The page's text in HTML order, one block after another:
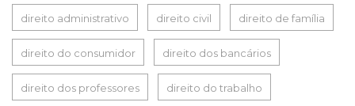
direito administrativo direito civil direito de família
direito do consumidor direito dos bancários
direito dos professores direito do trabalho